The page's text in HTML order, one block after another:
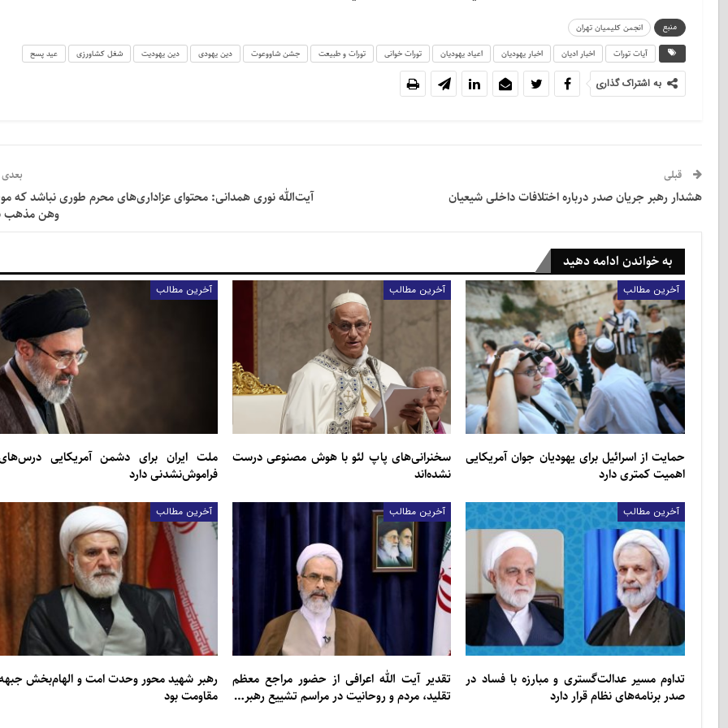
منبع
انجمن کلیمیان تهران
آیات تورات
اخبار ادیان اخبار یهودیان اعياد يهوديان تورات خوانی تورات و طبيعت جشن شاووعوت دین یهودی دین یهودیت شغل کشاورزی عید پسح
به اشتراک گذاری
قبلی
هشدار رهبر جریان صدر درباره اختلافات داخلی شیعیان
بعدی
آیت‌الله نوری همدانی: محتوای عزاداری‌های محرم طوری نباشد که
وهن مذهب
به خواندن ادامه دهید
آخرین مطالب
حمایت از اسرائیل برای یهودیان جوان آمریکایی
اهمیت کمتری دارد
آخرین مطالب
سخنرانی‌های پاپ لئو با هوش مصنوعی درست
نشده‌اند
آخرین مطالب
ملت ایران برای دشمن آمریکایی
فراموش‌نشدنی دارد
آخرین مطالب
تداوم مسیر عدالت‌گستری و مبارزه با فساد در
صدر برنامه‌های نظام قرار دارد
آخرین مطالب
تقدیر آیت الله اعرافی از حضور مراجع معظم
تقلید، مردم و روحانیت در مراسم تشییع رهبر…
آخرین مطالب
رهبر شهید محور وحدت امت و الهام‌بخش
مقاومت بود